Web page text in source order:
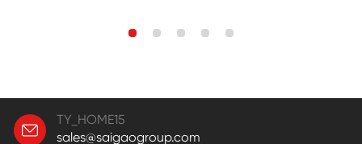
TY_HOME15
sales@saigaogroup.com